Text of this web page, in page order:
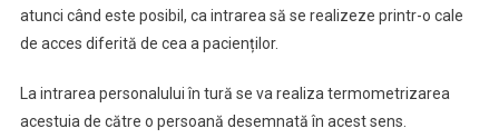
atunci când este posibil, ca intrarea să se realizeze printr-o cale
de acces diferită de cea a pacienților.
La intrarea personalului în tură se va realiza termometrizarea
acestuia de către o persoană desemnată în acest sens.